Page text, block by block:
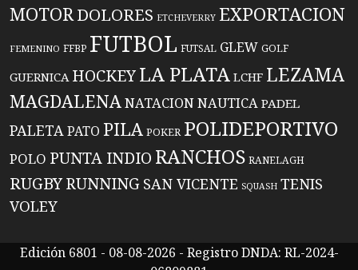
MOTORDOLORES ETCHEVERRY EXPORTACION
FEMENINO FFBP FUTBOL FUTSAL GLEW GOLF
GUERNICA HOCKEYLA PLATA LCHF LEZAMA
MAGDALENANATACIONNAUTICA PADEL
PALETAPATO PILA POKER POLIDEPORTIVO
POLO PUNTA INDIO RANCHOS RANELAGH
RUGBYRUNNING SAN VICENTE SQUASH TENIS
VOLEY
Edición 6801 - 08-08-2026 - Registro DNDA: RL-2024-